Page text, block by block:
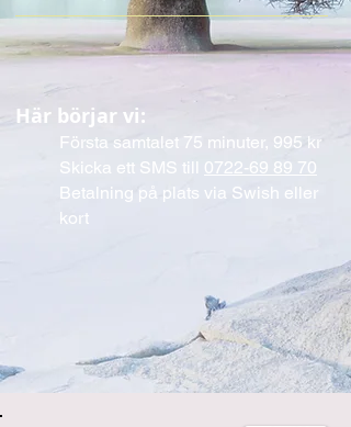
Här börjar vi:
Första samtalet 75 minuter, 995 kr
Skicka ett SMS till 0722-69 89 70
Betalning på plats via Swish eller
kort